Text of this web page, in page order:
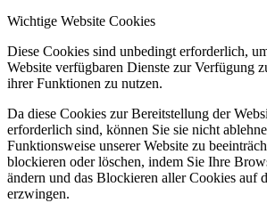
Wichtige Website Cookies
Diese Cookies sind unbedingt erforderlich,
Website verfügbaren Dienste zur Verfügung
ihrer Funktionen zu nutzen.
Da diese Cookies zur Bereitstellung der
erforderlich sind, können Sie sie nicht
Funktionsweise unserer Website zu
blockieren oder löschen, indem Sie Ihre
ändern und das Blockieren aller Cookies auf
erzwingen.